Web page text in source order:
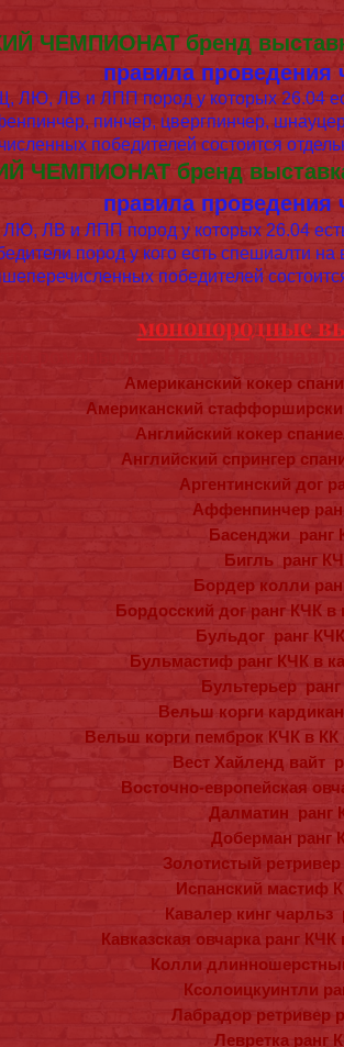
ЧЕМПИОНАТ бренд
правила проведения
ЛЮ, ЛВ и ЛПП пород у которых 26.04
пинчер, цвергпинчер,
победителей состоится
ЧЕМПИОНАТ бренд
правила проведения
ЛВ и ЛПП пород у которых 26.04
пород у кого есть спешиалти
победителей
монопородные
Американский кокер
Американский
Английский кокер
Английский спрингер
Аргентинский дог
Аффенпинчер
Басенджи ранг
Бигль ранг
Бордер колли
Бордосский дог ранг КЧК в
Бульдог ранг
Бульмастиф ранг КЧК в
Бультерьер
Вельш корги
Вельш корги пемброк КЧК в КК
Вест Хайленд вайт
Восточно-европейская
Далматин ранг
Доберман ранг
Золотистый
Испанский мастиф
Кавалер кинг чарльз
Кавказская овчарка ранг
Колли
Ксолоицкуинтли
Лабрадор ретривер
Левретка ранг